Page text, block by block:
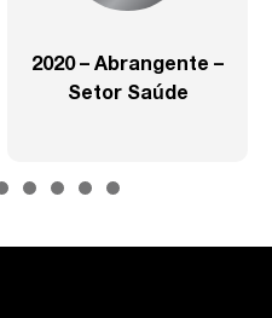
2020 – Abrangente –
Setor Saúde